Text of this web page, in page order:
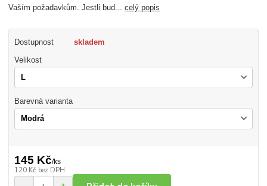
Vaším požadavkům. Jestli bud...celý popis
Dostupnost skladem
Velikost
Barevná varianta
145 Kč/ks
120 Kč bez DPH